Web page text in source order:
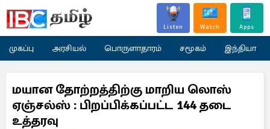
Listen Watch Apps
முகப்பு அரசியல் பொருளாதாரம் சமூகம் இந்தியா
மயான தோற்றத்திற்கு மாறிய லொஸ்
ஏஞ்சல்ஸ் : பிறப்பிக்கப்பட்ட 144 தடை
உத்தரவு